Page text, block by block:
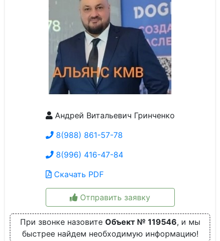
Андрей Витальевич Гринченко
8(988) 861-57-78
8(996) 416-47-84
Скачать PDF
Отправить заявку
При звонке назовите Объект № 119546, и мы
быстрее найдем необходимую информацию!